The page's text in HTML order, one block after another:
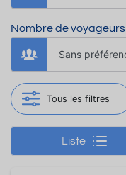
Nombre de voyageurs
Tous les filtres
Liste